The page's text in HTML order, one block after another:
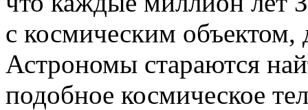
с космическим объектом,
Астрономы стараются
подобное космическое